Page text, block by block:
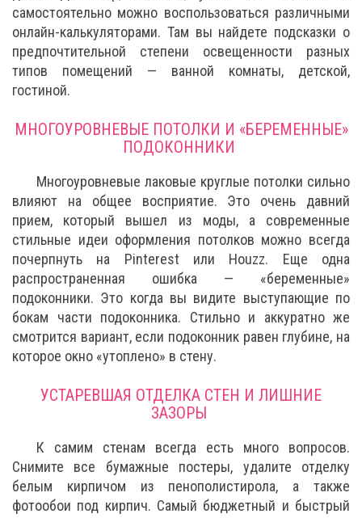
самостоятельно можно воспользоваться различными
онлайн-калькуляторами. Там вы найдете подсказки о
предпочтительной степени освещенности разных
типов помещений — ванной комнаты, детской,
гостиной.
МНОГОУРОВНЕВЫЕ ПОТОЛКИ И «БЕРЕМЕННЫЕ»
ПОДОКОННИКИ
Многоуровневые лаковые круглые потолки сильно
влияют на общее восприятие. Это очень давний
прием, который вышел из моды, а современные
стильные идеи оформления потолков можно всегда
почерпнуть на Pinterest или Houzz. Еще одна
распространенная ошибка — «беременные»
подоконники. Это когда вы видите выступающие по
бокам части подоконника. Стильно и аккуратно же
смотрится вариант, если подоконник равен глубине, на
которое окно «утоплено» в стену.
УСТАРЕВШАЯ ОТДЕЛКА СТЕН И ЛИШНИЕ
ЗАЗОРЫ
К самим стенам всегда есть много вопросов.
Снимите все бумажные постеры, удалите отделку
белым кирпичом из пенополистирола, а также
фотообои под кирпич. Самый бюджетный и быстрый